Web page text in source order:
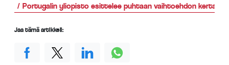
Portugalin yliopisto esittelee puhtaan vaihtoehdon
Jaa tämä artikkeli: